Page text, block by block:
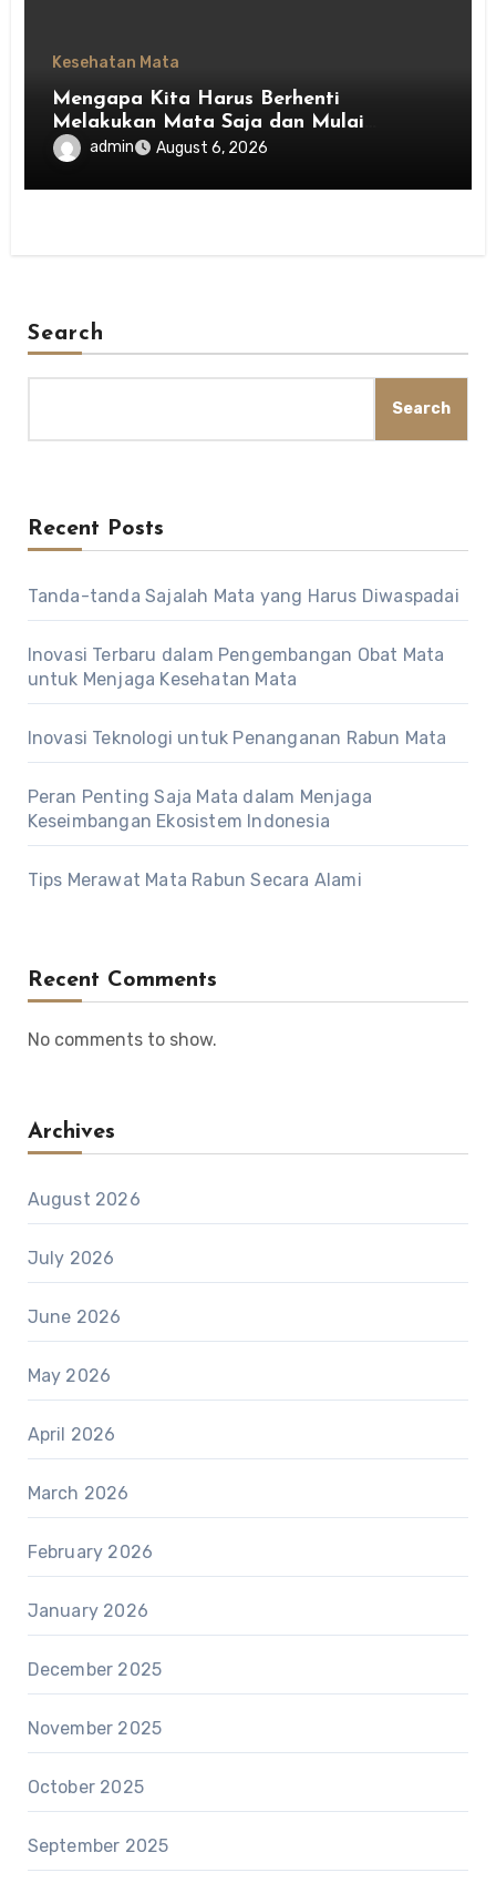
Kesehatan Mata
Mengapa Kita Harus Berhenti
Melakukan Mata Saja dan Mulai
Menghargai Privasi Orang Lain
admin August 6, 2026
Search
Search
Recent Posts
Tanda-tanda Sajalah Mata yang Harus Diwaspadai
Inovasi Terbaru dalam Pengembangan Obat Mata
untuk Menjaga Kesehatan Mata
Inovasi Teknologi untuk Penanganan Rabun Mata
Peran Penting Saja Mata dalam Menjaga
Keseimbangan Ekosistem Indonesia
Tips Merawat Mata Rabun Secara Alami
Recent Comments
No comments to show.
Archives
August 2026
July 2026
June 2026
May 2026
April 2026
March 2026
February 2026
January 2026
December 2025
November 2025
October 2025
September 2025